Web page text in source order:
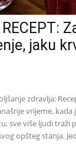
jaku
zdravlja:
vrijeme, kada
sve više ljudi traži
opšteg stanja.